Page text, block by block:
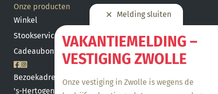
Melding sluiten
VAKANTIEMELDING –
VESTIGING ZWOLLE
Onze vestiging in Zwolle is wegens de
Onze producten
Winkel
Stookservice
Cadeaubon saldo
Bezoekadres
's-Hertogenbosch